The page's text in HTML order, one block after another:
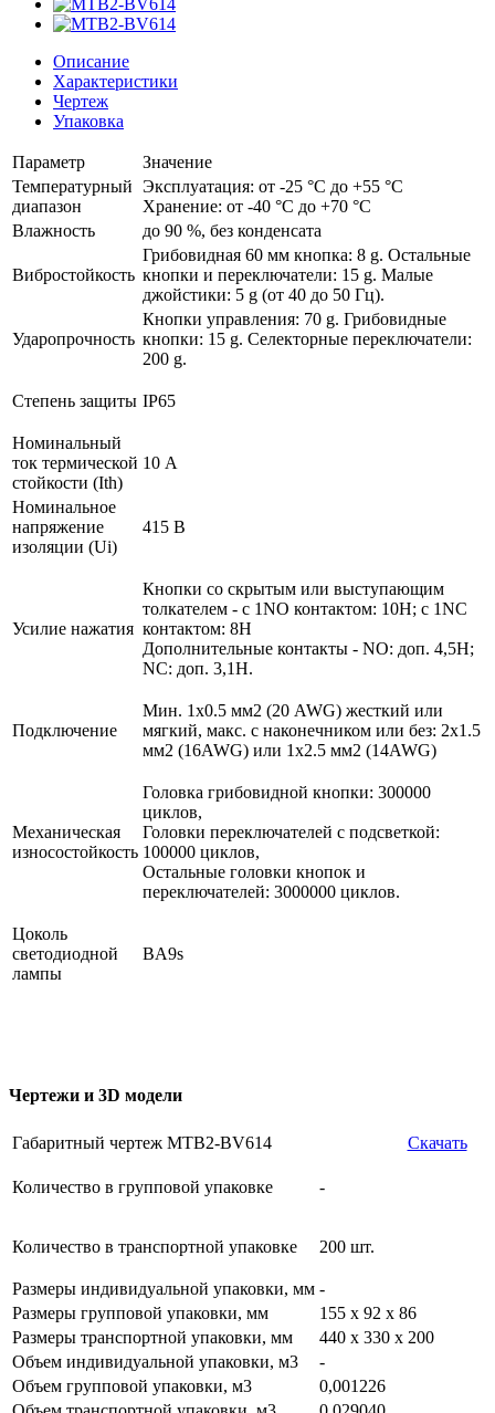
Описание
Характеристики
Чертеж
Упаковка
Параметр
Значение
Температурный
диапазон
Эксплуатация: от -25 °C до +55 °C
Хранение: от -40 °C до +70 °C
Влажность
до 90 %, без конденсата
Вибростойкость
Грибовидная 60 мм кнопка: 8 g. Остальные
кнопки и переключатели: 15 g. Малые
джойстики: 5 g (от 40 до 50 Гц).
Ударопрочность
Кнопки управления: 70 g. Грибовидные
кнопки: 15 g. Селекторные переключатели:
200 g.
Степень защиты IP65
Номинальный
ток термической
стойкости (Ith)
10 А
Номинальное
напряжение
изоляции (Ui)
415 В
Усилие нажатия
Кнопки со скрытым или выступающим
толкателем - с 1NO контактом: 10Н; с 1NC
контактом: 8Н
Дополнительные контакты - NO: доп. 4,5Н;
NC: доп. 3,1Н.
Подключение
Мин. 1х0.5 мм2 (20 AWG) жесткий или
мягкий, макс. c наконечником или без: 2х1.5
мм2 (16AWG) или 1х2.5 мм2 (14AWG)
Механическая
износостойкость
Головка грибовидной кнопки: 300000
циклов,
Головки переключателей с подсветкой:
100000 циклов,
Остальные головки кнопок и
переключателей: 3000000 циклов.
Цоколь
светодиодной
лампы
BA9s
Чертежи и 3D модели
Габаритный чертеж MTB2-BV614 Скачать
Количество в групповой упаковке -
Количество в транспортной упаковке 200 шт.
Размеры индивидуальной упаковки, мм -
Размеры групповой упаковки, мм
155 х 92 х 86
Размеры транспортной упаковки, мм
440 х 330 х 200
Объем индивидуальной упаковки, м3
-
Объем групповой упаковки, м3
0,001226